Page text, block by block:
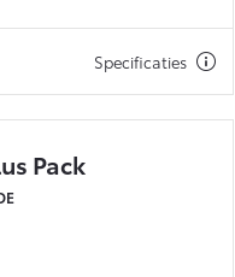
Specificaties
Pack